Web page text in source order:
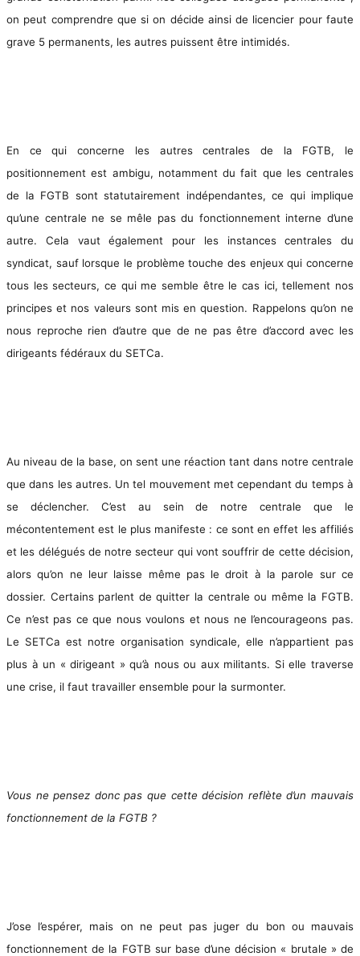
on peut comprendre que si on décide ainsi de licencier pour faute
grave 5 permanents, les autres puissent être intimidés.
En ce qui concerne les autres centrales de la FGTB, le
positionnement est ambigu, notamment du fait que les centrales
de la FGTB sont statutairement indépendantes, ce qui implique
qu’une centrale ne se mêle pas du fonctionnement interne d’une
autre. Cela vaut également pour les instances centrales du
syndicat, sauf lorsque le problème touche des enjeux qui concerne
tous les secteurs, ce qui me semble être le cas ici, tellement nos
principes et nos valeurs sont mis en question. Rappelons qu’on ne
nous reproche rien d’autre que de ne pas être d’accord avec les
dirigeants fédéraux du SETCa.
Au niveau de la base, on sent une réaction tant dans notre centrale
que dans les autres. Un tel mouvement met cependant du temps à
se déclencher. C’est au sein de notre centrale que le
mécontentement est le plus manifeste : ce sont en effet les affiliés
et les délégués de notre secteur qui vont souffrir de cette décision,
alors qu’on ne leur laisse même pas le droit à la parole sur ce
dossier. Certains parlent de quitter la centrale ou même la FGTB.
Ce n’est pas ce que nous voulons et nous ne l’encourageons pas.
Le SETCa est notre organisation syndicale, elle n’appartient pas
plus à un « dirigeant » qu’à nous ou aux militants. Si elle traverse
une crise, il faut travailler ensemble pour la surmonter.
Vous ne pensez donc pas que cette décision reflète d’un mauvais
fonctionnement de la FGTB ?
J’ose l’espérer, mais on ne peut pas juger du bon ou mauvais
fonctionnement de la FGTB sur base d’une décision « brutale » de